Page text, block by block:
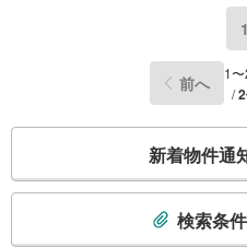
1
前へ
1
/
検
新着物件通
検索条